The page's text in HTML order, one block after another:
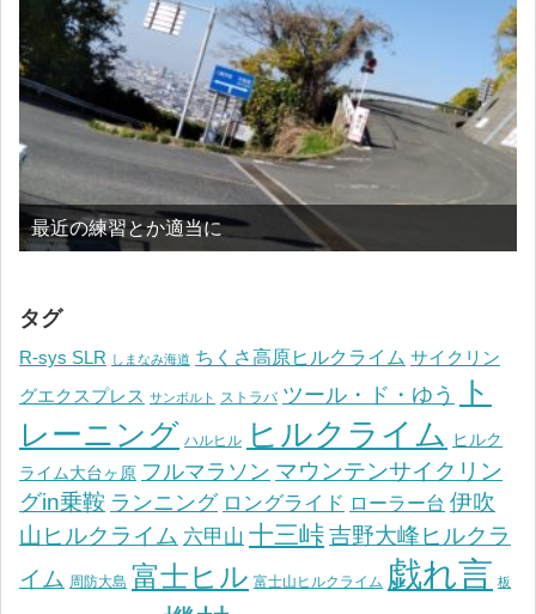
最近の練習とか適当に
タグ
R-sys SLR しまなみ海道 ちくさ高原ヒルクライム サイクリン
グエクスプレス サンボルト ストラバ ツール・ド・ゆう
ト
レーニング ハルヒル ヒルクライム ヒルク
ライム大台ヶ原 フルマラソン マウンテンサイクリン
グin乗鞍 ランニング ロングライド ローラー台 伊吹
山ヒルクライム 六甲山 十三峠吉野大峰ヒルクラ
イム 周防大島 富士ヒル 富士山ヒルクライム 戯れ言 板